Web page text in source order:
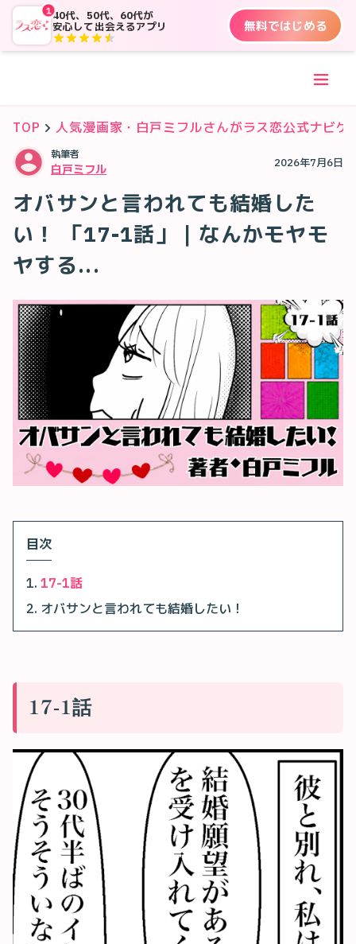
140代、50代、60代が
安心して出会えるアプリ
無料ではじめる
TOP 人気漫画家・白戸ミフルさんがラス恋公式ナビ
執筆者
白戸ミフル 2026年7月6日
オバサンと言われても結婚した
い！ 「17-1話」｜なんかモヤモ
ヤする...
目次
17-1話
オバサンと言われても結婚したい！
17-1話